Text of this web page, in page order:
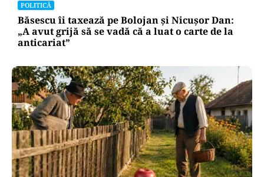
POLITICĂ
Băsescu îi taxează pe Bolojan și Nicușor Dan:
„A avut grijă să se vadă că a luat o carte de la
anticariat”